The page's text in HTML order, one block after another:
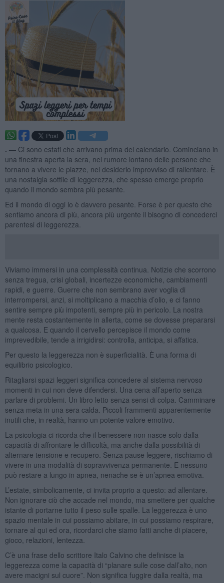
. — Ci sono estati che arrivano prima del calendario. Cominciano in
una finestra aperta la sera, nel rumore lontano delle persone che
tornano a vivere le piazze, nel desiderio improvviso di rallentare. È
una nostalgia sottile di leggerezza, che spesso emerge proprio
quando il mondo sembra più pesante.
Ed il mondo di oggi lo è davvero pesante. Forse è per questo che
sentiamo ancora di più, ancora più urgente il bisogno di concederci
parentesi di leggerezza.
Viviamo immersi in una complessità continua. Notizie che scorrono
senza tregua, crisi globali, incertezze economiche, cambiamenti
rapidi, e guerre. Guerre che non sembrano aver voglia di
interrompersi, anzi, si moltiplicano a macchia d’olio, e ci fanno
sentire sempre più impotenti, sempre più in pericolo. La nostra
mente resta costantemente in allerta, come se dovesse prepararsi
a qualcosa. E quando il cervello percepisce il mondo come
imprevedibile, tende a irrigidirsi: controlla, anticipa, si affatica.
Per questo la leggerezza non è superficialità. È una forma di
equilibrio psicologico.
Ritagliarsi spazi leggeri significa concedere al sistema nervoso
momenti in cui non deve difendersi. Una cena all’aperto senza
parlare di problemi. Un libro letto senza sensi di colpa. Camminare
senza meta in una sera calda. Piccoli frammenti apparentemente
inutili che, in realtà, hanno un potente valore emotivo.
La psicologia ci ricorda che il benessere non nasce solo dalla
capacità di affrontare le difficoltà, ma anche dalla possibilità di
alternare tensione e recupero. Senza pause leggere, rischiamo di
vivere in una modalità di sopravvivenza permanente. E nessuno
può restare a lungo in apnea, nenache se è un’apnea emotiva.
L’estate, simbolicamente, ci invita proprio a questo: ad allentare.
Non ignorare ciò che accade nel mondo, ma smettere per qualche
istante di portarne tutto il peso sulle spalle. La leggerezza è uno
spazio mentale in cui possiamo abitare, in cui possiamo respirare,
tornare al qui ed ora, ricordarci che siamo fatti anche di piacere,
gioco, relazioni, lentezza.
C’è una frase dello scrittore Italo Calvino che definisce la
leggerezza come la capacità di “planare sulle cose dall’alto, non
avere macigni sul cuore”. Non significa fuggire dalla realtà, ma